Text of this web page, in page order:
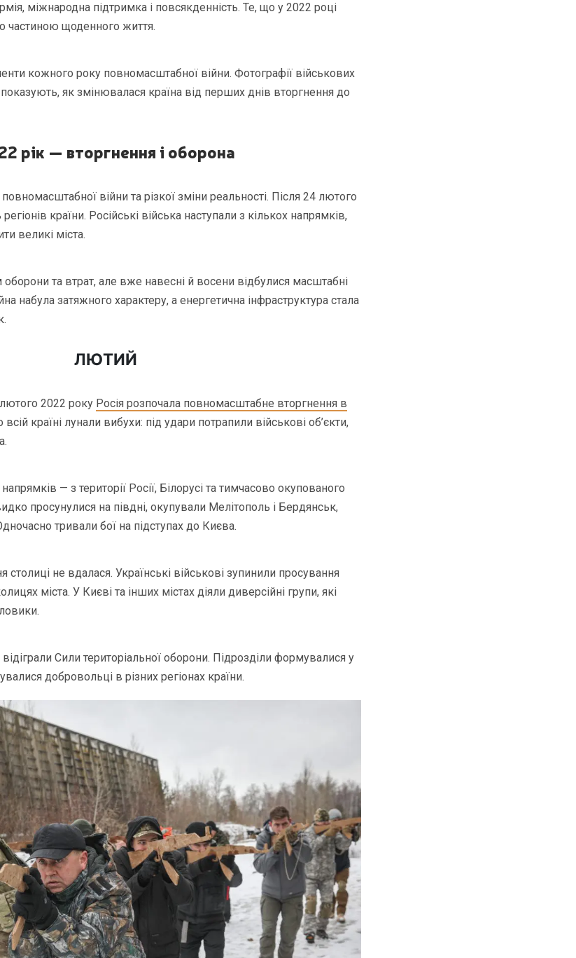
міжнародна підтримка і повсякденність. Те, що у 2022 році
частиною щоденного життя.
кожного року повномасштабної війни. Фотографії військових
як змінювалася країна від перших днів вторгнення до
рік — вторгнення і оборона
війни та різкої зміни реальності. Після 24 лютого
країни. Російські війська наступали з кількох напрямків,
великі міста.
оборони та втрат, але вже навесні й восени відбулися масштабні
набула затяжного характеру, а енергетична інфраструктура стала
ЛЮТИЙ
2022 року Росія розпочала повномасштабне вторгнення в
країні лунали вибухи: під удари потрапили військові об’єкти,
— з території Росії, Білорусі та тимчасово окупованого
просунулися на півдні, окупували Мелітополь і Бердянськ,
тривали бої на підступах до Києва.
не вдалася. Українські військові зупинили просування
міста. У Києві та інших містах діяли диверсійні групи, які
Сили територіальної оборони. Підрозділи формувалися у
добровольці в різних регіонах країни.